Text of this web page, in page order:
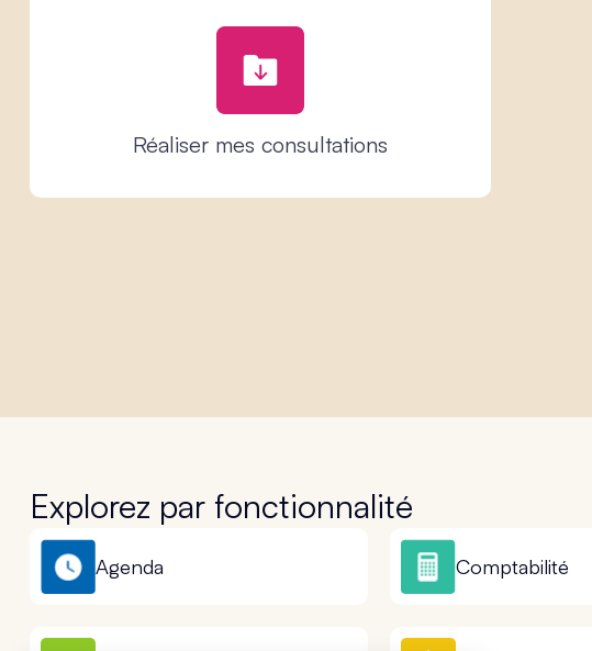
Réaliser mes consultations
Explorez par fonctionnalité
Agenda Comptabilité